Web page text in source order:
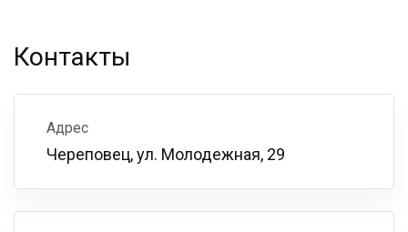
Контакты
Адрес
Череповец, ул. Молодежная, 29